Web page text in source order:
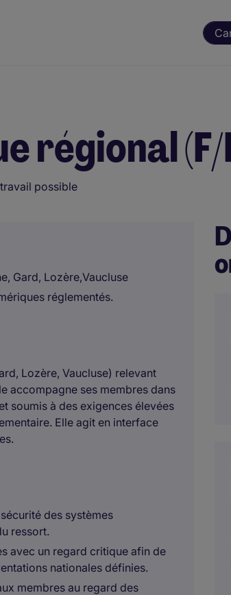
régional (F/
possible
Gard, Lozère,Vaucluse
réglementés.
Lozère, Vaucluse) relevant
accompagne ses membres dans
soumis à des exigences élevées
Elle agit en interface
des systèmes
ressort.
avec un regard critique afin de
nationales définies.
membres au regard des